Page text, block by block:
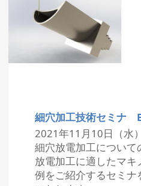
細穴加工技術セミナ
2021年11月10日（水
細穴放電加工について
放電加工に適したマ
例をご紹介するセミ